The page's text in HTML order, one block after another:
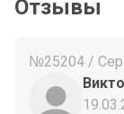
Отзывы
№25204 /